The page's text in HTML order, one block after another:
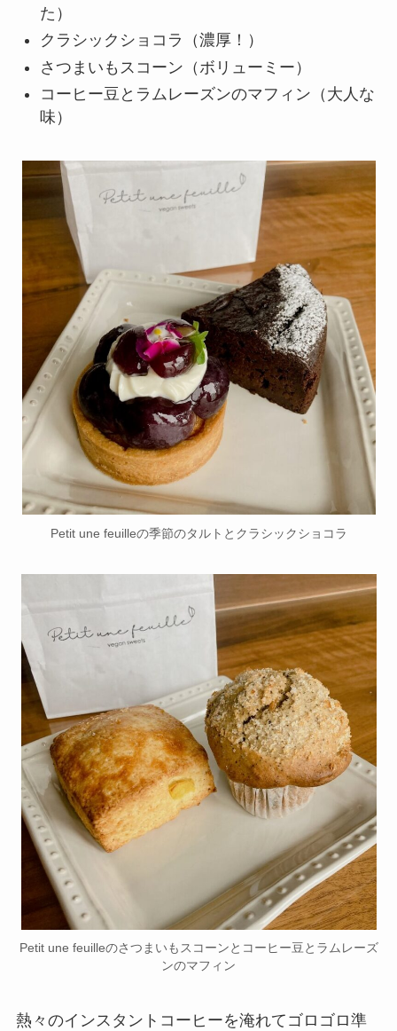
た）
クラシックショコラ（濃厚！）
さつまいもスコーン（ボリューミー）
コーヒー豆とラムレーズンのマフィン（大人な
味）
Petit une feuilleの季節のタルトとクラシックショコラ
Petit une feuilleのさつまいもスコーンとコーヒー豆とラムレーズ
ンのマフィン
熱々のインスタントコーヒーを淹れてゴロゴロ準